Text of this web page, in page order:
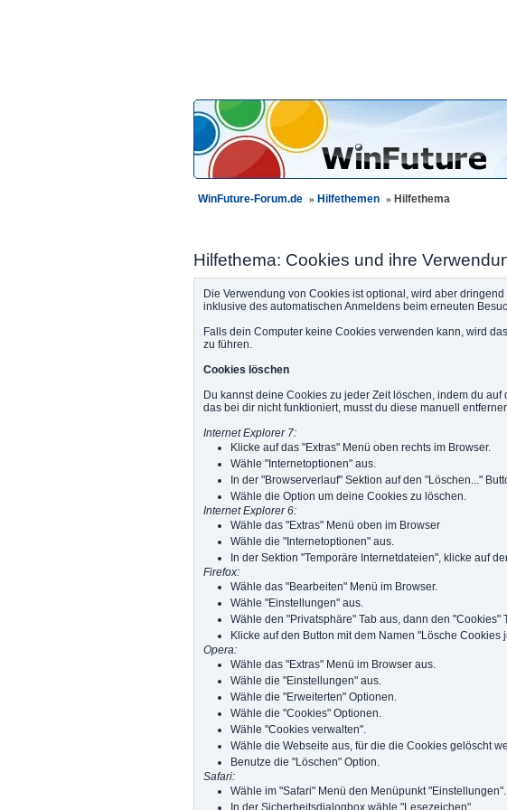
WinFuture-Forum.de » Hilfethemen » Hilfethema
Hilfethema: Cookies und ihre
Die Verwendung von Cookies ist optional, wird aber
inklusive des automatischen Anmeldens beim erneuten
Falls dein Computer keine Cookies verwenden kann, wird
zu führen.
Cookies löschen
Du kannst deine Cookies zu jeder Zeit löschen, indem du
das bei dir nicht funktioniert, musst du diese manuell
Internet Explorer 7:
Klicke auf das "Extras" Menü oben rechts im Browser.
Wähle "Internetoptionen" aus.
In der "Browserverlauf" Sektion auf den "Löschen..."
Wähle die Option um deine Cookies zu löschen.
Internet Explorer 6:
Wähle das "Extras" Menü oben im Browser
Wähle die "Internetoptionen" aus.
In der Sektion "Temporäre Internetdateien", klicke auf
Firefox:
Wähle das "Bearbeiten" Menü im Browser.
Wähle "Einstellungen" aus.
Wähle den "Privatsphäre" Tab aus, dann den "Cookies"
Klicke auf den Button mit dem Namen "Lösche Cookies
Opera:
Wähle das "Extras" Menü im Browser aus.
Wähle die "Einstellungen" aus.
Wähle die "Erweiterten" Optionen.
Wähle die "Cookies" Optionen.
Wähle "Cookies verwalten".
Wähle die Webseite aus, für die die Cookies gelöscht
Benutze die "Löschen" Option.
Safari:
Wähle im "Safari" Menü den Menüpunkt "Einstellungen".
In der Sicherheitsdialogbox wähle "Lesezeichen".